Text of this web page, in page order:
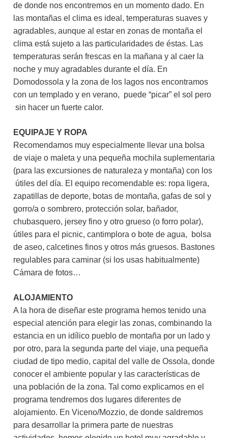
de donde nos encontremos en un momento dado. En
las montañas el clima es ideal, temperaturas suaves y
agradables, aunque al estar en zonas de montaña el
clima está sujeto a las particularidades de éstas. Las
temperaturas serán frescas en la mañana y al caer la
noche y muy agradables durante el día. En
Domodossola y la zona de los lagos nos encontramos
con un templado y en verano, puede “picar” el sol pero
sin hacer un fuerte calor.
EQUIPAJE Y ROPA
Recomendamos muy especialmente llevar una bolsa
de viaje o maleta y una pequeña mochila suplementaria
(para las excursiones de naturaleza y montaña) con los
útiles del día. El equipo recomendable es: ropa ligera,
zapatillas de deporte, botas de montaña, gafas de sol y
gorro/a o sombrero, protección solar, bañador,
chubasquero, jersey fino y otro grueso (o forro polar),
útiles para el picnic, cantimplora o bote de agua, bolsa
de aseo, calcetines finos y otros más gruesos. Bastones
regulables para caminar (si los usas habitualmente)
Cámara de fotos…
ALOJAMIENTO
A la hora de diseñar este programa hemos tenido una
especial atención para elegir las zonas, combinando la
estancia en un idílico pueblo de montaña por un lado y
por otro, para la segunda parte del viaje, una pequeña
ciudad de tipo medio, capital del valle de Ossola, donde
conocer el ambiente popular y las características de
una población de la zona. Tal como explicamos en el
programa tendremos dos lugares diferentes de
alojamiento. En Viceno/Mozzio, de donde saldremos
para desarrollar la primera parte de nuestras